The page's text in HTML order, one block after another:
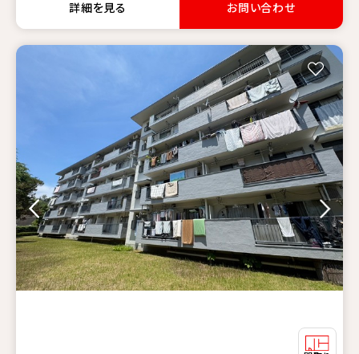
詳細を見る お問い合わせ